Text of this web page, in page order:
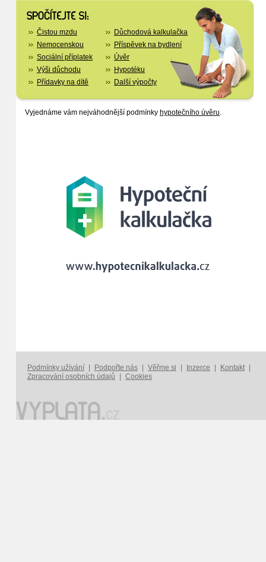
Čistou mzdu
Nemocenskou
Sociální příplatek
Výši důchodu
Přídavky na dítě
Důchodová kalkulačka
Příspěvek na bydlení
Úvěr
Hypotéku
Další výpočty
Vyjednáme vám nejváhodnější podmínky hypotečního úvěru.
Podmínky užívání Podpořte nás Věřme si Inzerce Kontakt
Zpracování osobních údajů
Cookies